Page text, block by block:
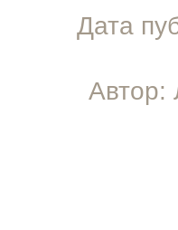
Дата
Автор: